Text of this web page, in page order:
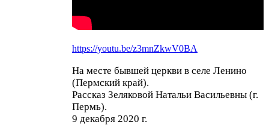
https://youtu.be/z3mnZkwV0BA
На месте бывшей церкви в селе Ленино
(Пермский край).
Рассказ Зеляковой Натальи Васильевны (г.
Пермь).
9 декабря 2020 г.